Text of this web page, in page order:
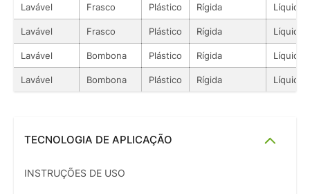
Lavável Frasco Plástico Rígida Líquido
Lavável Frasco Plástico Rígida Líquido
Lavável Bombona Plástico Rígida Líquido
Lavável Bombona Plástico Rígida Líquido
TECNOLOGIA DE APLICAÇÃO
INSTRUÇÕES DE USO